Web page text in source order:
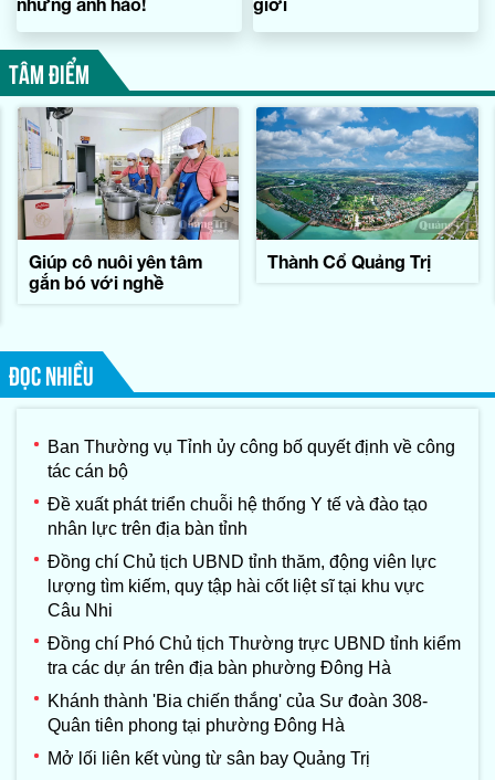
TÂM ĐIỂM
Giúp cô nuôi yên tâm
gắn bó với nghề
Thành Cổ Quảng Trị
ĐỌC NHIỀU
Ban Thường vụ Tỉnh ủy công bố quyết định về công
tác cán bộ
Đề xuất phát triển chuỗi hệ thống Y tế và đào tạo
nhân lực trên địa bàn tỉnh
Đồng chí Chủ tịch UBND tỉnh thăm, động viên lực
lượng tìm kiếm, quy tập hài cốt liệt sĩ tại khu vực
Câu Nhi
Đồng chí Phó Chủ tịch Thường trực UBND tỉnh kiểm
tra các dự án trên địa bàn phường Đông Hà
Khánh thành 'Bia chiến thắng' của Sư đoàn 308-
Quân tiên phong tại phường Đông Hà
Mở lối liên kết vùng từ sân bay Quảng Trị